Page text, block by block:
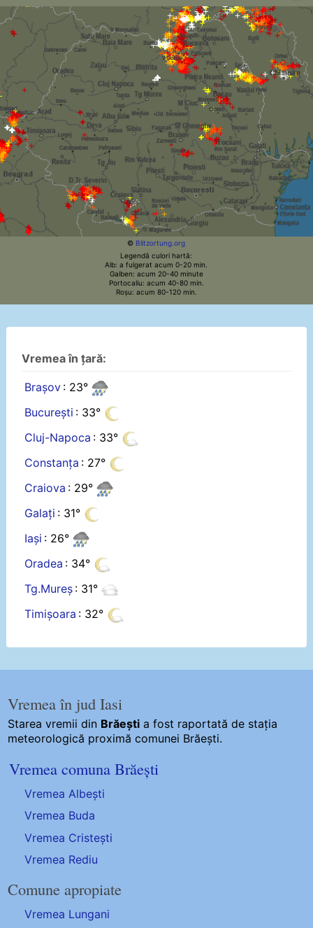
© Blitzortung.org
Legendă culori hartă:
Alb: a fulgerat acum 0-20 min.
Galben: acum 20-40 minute
Portocaliu: acum 40-80 min.
Roșu: acum 80-120 min.
Vremea în țară:
Brașov : 23°
București : 33°
Cluj-Napoca : 33°
Constanța : 27°
Craiova : 29°
Galați : 31°
Iași : 26°
Oradea : 34°
Tg.Mureș : 31°
Timișoara : 32°
Vremea în jud Iasi
Starea vremii din Brăești a fost raportată de stația
meteorologică proximă comunei Brăești.
Vremea comuna Brăești
Vremea Albești
Vremea Buda
Vremea Cristești
Vremea Rediu
Comune apropiate
Vremea Lungani